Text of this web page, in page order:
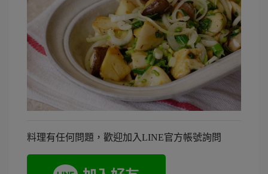
料理有任何問題，歡迎加入LINE官方帳號詢問